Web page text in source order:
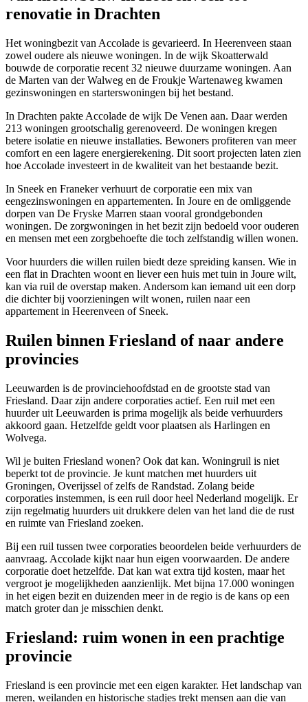
renovatie in Drachten
Het woningbezit van Accolade is gevarieerd. In Heerenveen staan
zowel oudere als nieuwe woningen. In de wijk Skoatterwald
bouwde de corporatie recent 32 nieuwe duurzame woningen. Aan
de Marten van der Walweg en de Froukje Wartenaweg kwamen
gezinswoningen en starterswoningen bij het bestand.
In Drachten pakte Accolade de wijk De Venen aan. Daar werden
213 woningen grootschalig gerenoveerd. De woningen kregen
betere isolatie en nieuwe installaties. Bewoners profiteren van meer
comfort en een lagere energierekening. Dit soort projecten laten zien
hoe Accolade investeert in de kwaliteit van het bestaande bezit.
In Sneek en Franeker verhuurt de corporatie een mix van
eengezinswoningen en appartementen. In Joure en de omliggende
dorpen van De Fryske Marren staan vooral grondgebonden
woningen. De zorgwoningen in het bezit zijn bedoeld voor ouderen
en mensen met een zorgbehoefte die toch zelfstandig willen wonen.
Voor huurders die willen ruilen biedt deze spreiding kansen. Wie in
een flat in Drachten woont en liever een huis met tuin in Joure wilt,
kan via ruil de overstap maken. Andersom kan iemand uit een dorp
die dichter bij voorzieningen wilt wonen, ruilen naar een
appartement in Heerenveen of Sneek.
Ruilen binnen Friesland of naar andere
provincies
Leeuwarden is de provinciehoofdstad en de grootste stad van
Friesland. Daar zijn andere corporaties actief. Een ruil met een
huurder uit Leeuwarden is prima mogelijk als beide verhuurders
akkoord gaan. Hetzelfde geldt voor plaatsen als Harlingen en
Wolvega.
Wil je buiten Friesland wonen? Ook dat kan. Woningruil is niet
beperkt tot de provincie. Je kunt matchen met huurders uit
Groningen, Overijssel of zelfs de Randstad. Zolang beide
corporaties instemmen, is een ruil door heel Nederland mogelijk. Er
zijn regelmatig huurders uit drukkere delen van het land die de rust
en ruimte van Friesland zoeken.
Bij een ruil tussen twee corporaties beoordelen beide verhuurders de
aanvraag. Accolade kijkt naar hun eigen voorwaarden. De andere
corporatie doet hetzelfde. Dat kan wat extra tijd kosten, maar het
vergroot je mogelijkheden aanzienlijk. Met bijna 17.000 woningen
in het eigen bezit en duizenden meer in de regio is de kans op een
match groter dan je misschien denkt.
Friesland: ruim wonen in een prachtige
provincie
Friesland is een provincie met een eigen karakter. Het landschap van
meren, weilanden en historische stadjes trekt mensen aan die van